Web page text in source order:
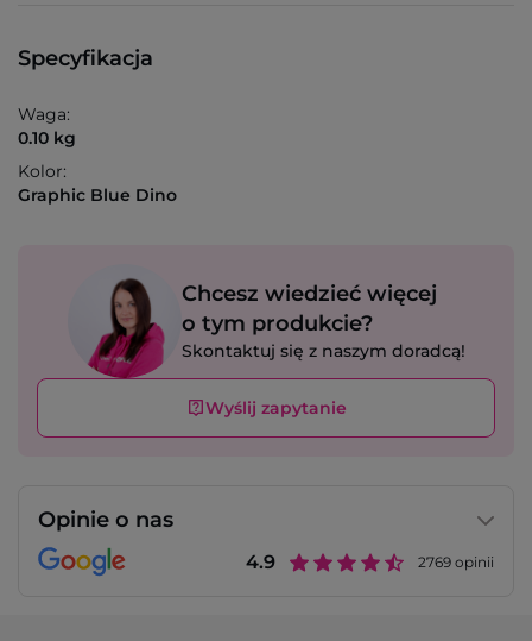
Specyfikacja
Waga:
0.10 kg
Kolor:
Graphic Blue Dino
Chcesz wiedzieć więcej
o tym produkcie?
Skontaktuj się z naszym doradcą!
Wyślij zapytanie
Opinie o nas
4.9 2769 opinii